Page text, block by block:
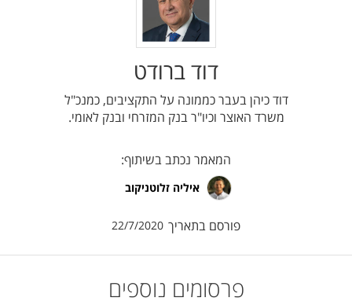
דוד ברודט
דוד כיהן בעבר כממונה על התקציבים, כמנכ"ל
משרד האוצר וכיו"ר בנק המזרחי ובנק לאומי.
המאמר נכתב בשיתוף:
איליה זלוטניקוב
פורסם בתאריך 22/7/2020
פרסומים נוספים